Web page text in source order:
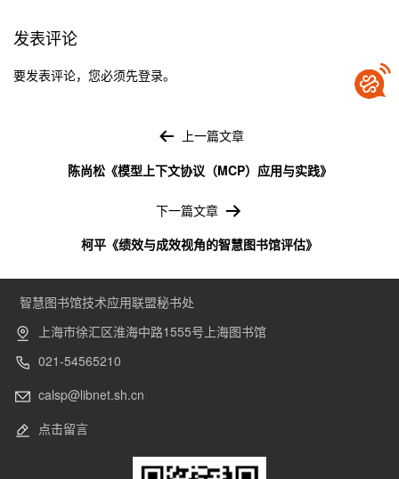
发表评论
要发表评论，您必须先登录。
上一篇文章
陈尚松《模型上下文协议（MCP）应用与实践》
下一篇文章
柯平《绩效与成效视角的智慧图书馆评估》
智慧图书馆技术应用联盟秘书处
上海市徐汇区淮海中路1555号上海图书馆
021-54565210
calsp@libnet.sh.cn
点击留言